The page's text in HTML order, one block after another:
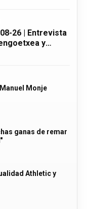
26 | Entrevista
y
Monje
ganas de remar
Athletic y